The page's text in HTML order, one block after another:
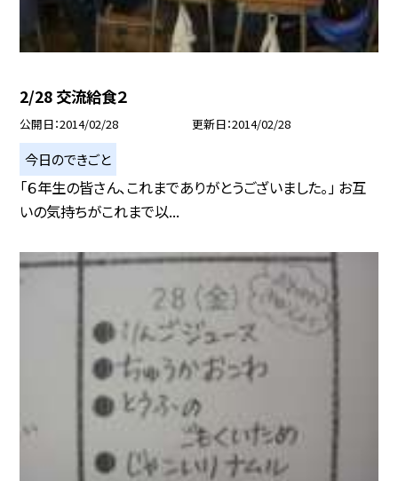
2/28 交流給食２
公開日 2014/02/28 更新日 2014/02/28
今日のできごと
「６年生の皆さん、これまでありがとうございました。」 お互
いの気持ちがこれまで以...